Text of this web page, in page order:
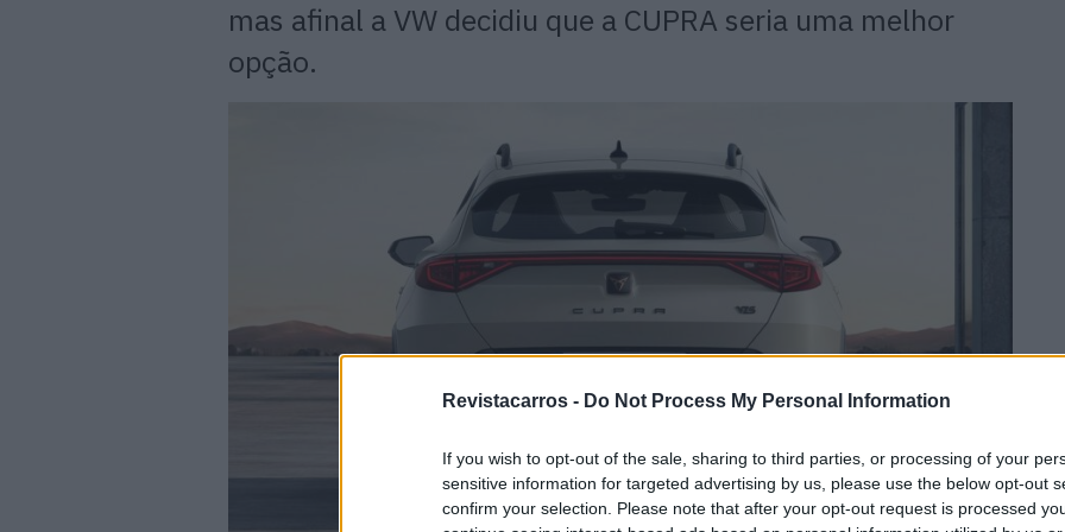
Revistacarros - Do Not Process My Personal Information
If you wish to opt-out of the sale, sharing to third parties, or processing of your
sensitive information for targeted advertising by us, please use the below opt-out
confirm your selection. Please note that after your opt-out request is processed
mas afinal a VW decidiu que a CUPRA seria uma melhor
opção.